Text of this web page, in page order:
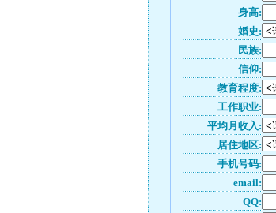
身高:
婚史:
民族:
信仰:
教育程度:
工作职业:
平均月收入:
居住地区:
手机号码:
email:
QQ: